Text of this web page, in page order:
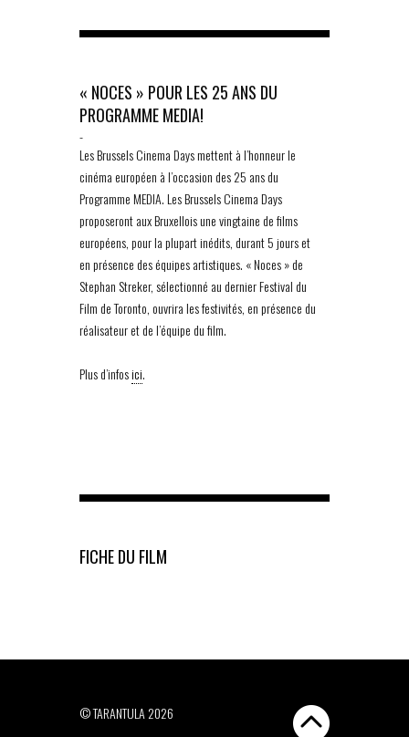
« NOCES » POUR LES 25 ANS DU
PROGRAMME MEDIA!
-
Les Brussels Cinema Days mettent à l’honneur le
cinéma européen à l’occasion des 25 ans du
Programme MEDIA. Les Brussels Cinema Days
proposeront aux Bruxellois une vingtaine de films
européens, pour la plupart inédits, durant 5 jours et
en présence des équipes artistiques. « Noces » de
Stephan Streker, sélectionné au dernier Festival du
Film de Toronto, ouvrira les festivités, en présence du
réalisateur et de l’équipe du film.
Plus d’infosici.
FICHE DU FILM
© TARANTULA 2026